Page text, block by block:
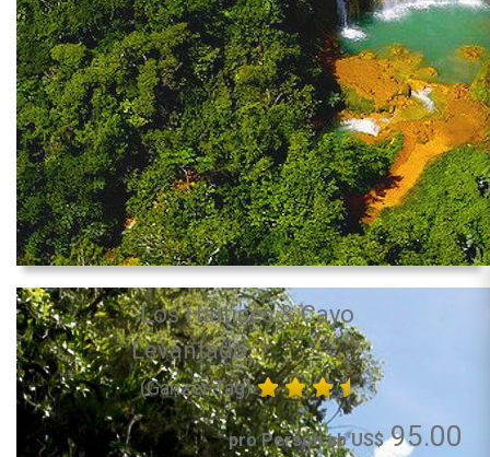
Los Haitises & Cayo
Levantado
(Ganzer Tag)
pro Person ab US$95.00